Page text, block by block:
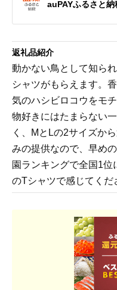
auPAYふるさと納
返礼品紹介
動かない鳥として知ら
シャツがもらえます。
気のハシビロコウをモ
物好きにはたまらない
く、MとLの2サイズか
みの提供なので、早め
園ランキングで全国1位
のTシャツで感じてくだ